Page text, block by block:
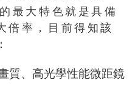
最大特色就是具備
倍率，目前得知該
質、高光學性能微距鏡